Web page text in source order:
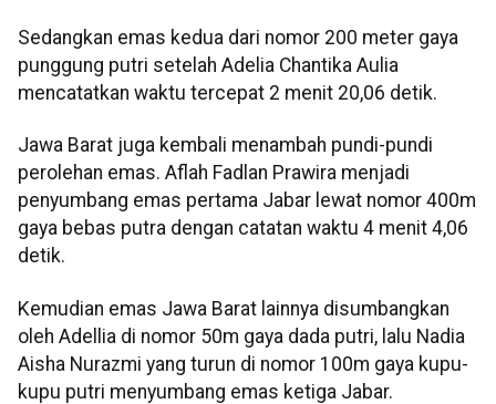
Sedangkan emas kedua dari nomor 200 meter gaya
punggung putri setelah Adelia Chantika Aulia
mencatatkan waktu tercepat 2 menit 20,06 detik.
Jawa Barat juga kembali menambah pundi-pundi
perolehan emas. Aflah Fadlan Prawira menjadi
penyumbang emas pertama Jabar lewat nomor 400m
gaya bebas putra dengan catatan waktu 4 menit 4,06
detik.
Kemudian emas Jawa Barat lainnya disumbangkan
oleh Adellia di nomor 50m gaya dada putri, lalu Nadia
Aisha Nurazmi yang turun di nomor 100m gaya kupu-
kupu putri menyumbang emas ketiga Jabar.